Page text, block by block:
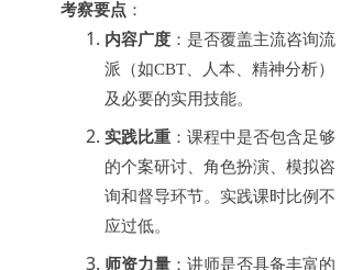
考察要点 ：
内容广度 ：是否覆盖主流咨询流
派（如CBT、人本、精神分析）
及必要的实用技能。
实践比重 ：课程中是否包含足够
的个案研讨、角色扮演、模拟咨
询和督导环节。实践课时比例不
应过低。
师资力量 ：讲师是否具备丰富的